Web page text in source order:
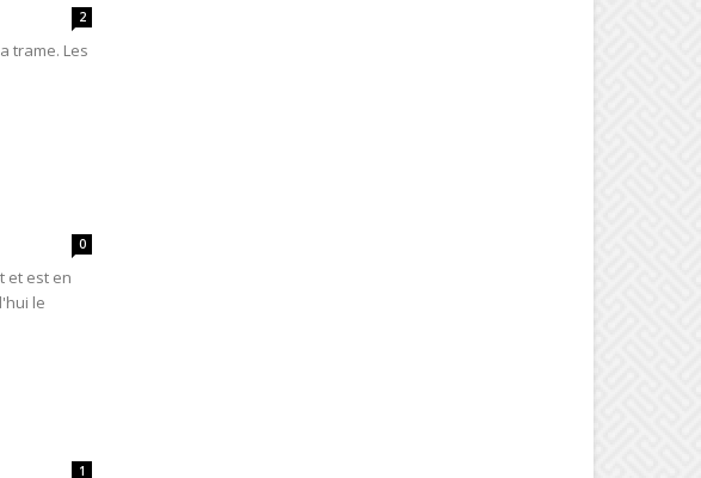
2
trame. Les
0
et est en
le
1